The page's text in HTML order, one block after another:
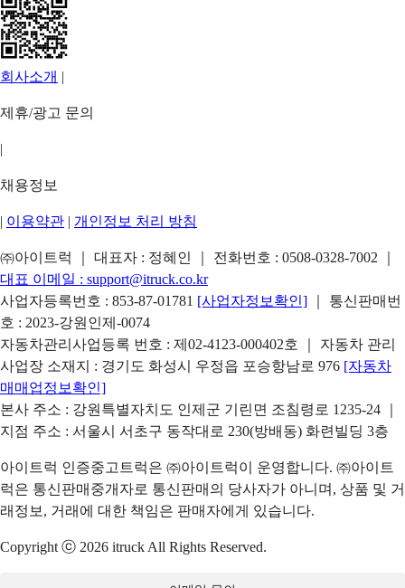
회사소개 |
제휴/광고 문의
|
채용정보
| 이용약관 | 개인정보 처리 방침
㈜아이트럭 ｜ 대표자 : 정혜인 ｜ 전화번호 : 0508-0328-7002
대표 이메일 : support@itruck.co.kr
사업자등록번호 : 853-87-01781 [사업자정보확인]
｜ 통신판매번
호 : 2023-강원인제-0074
자동차관리사업등록 번호 : 제02-4123-000402호 ｜ 자동차 관리
사업장 소재지 : 경기도 화성시 우정읍 포승항남로 976 [자동차
매매업정보확인]
본사 주소 : 강원특별자치도 인제군 기린면 조침령로 1235-24 ｜
지점 주소 : 서울시 서초구 동작대로 230(방배동) 화련빌딩 3층
아이트럭 인증중고트럭은 ㈜아이트럭이 운영합니다. ㈜아이트
럭은 통신판매중개자로 통신판매의 당사자가 아니며, 상품 및 거
래정보, 거래에 대한 책임은 판매자에게 있습니다.
Copyright ⓒ 2026 itruck All Rights Reserved.